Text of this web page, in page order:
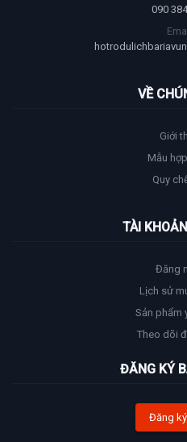
Số 11 - đường Trường Chinh, Phường
Điện
VỀ
Giới
Quy
TÀI
Đăng
Lịch sử
Sản phẩm
ĐĂNG KÝ